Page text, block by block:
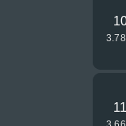
3.78
11